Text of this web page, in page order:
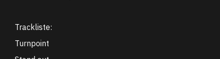
Trackliste:
Turnpoint